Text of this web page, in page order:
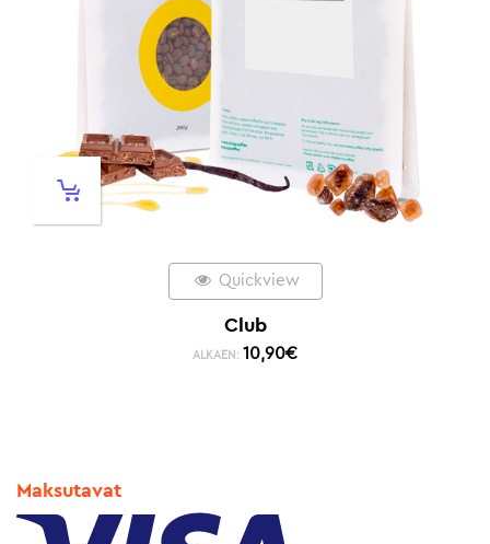
Quickview
Club
ALKAEN: 10,90€
Maksutavat